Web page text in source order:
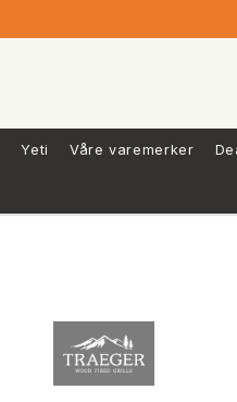
Yeti Våre varemerker